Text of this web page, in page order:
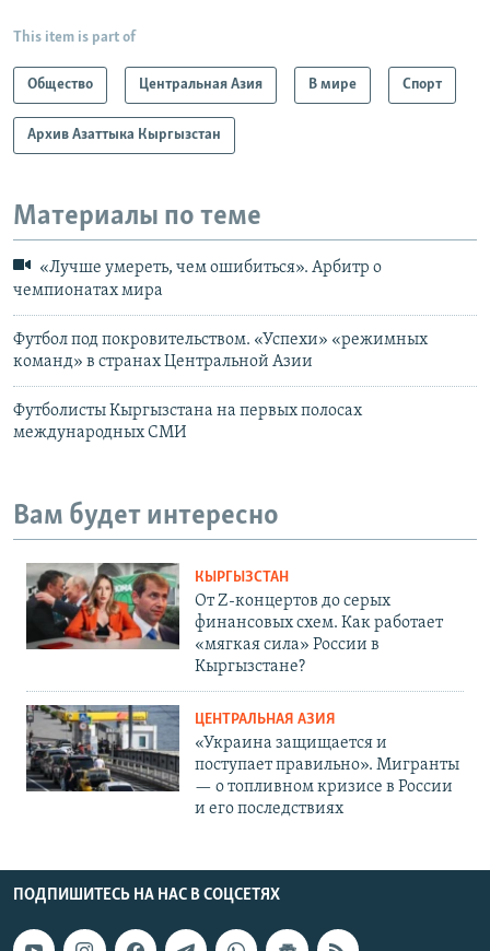
This item is part of
Общество Центральная Азия В мире Спорт
Архив Азаттыка Кыргызстан
Материалы по теме
«Лучше умереть, чем ошибиться». Арбитр о
чемпионатах мира
Футбол под покровительством. «Успехи» «режимных
команд» в странах Центральной Азии
Футболисты Кыргызстана на первых полосах
международных СМИ
Вам будет интересно
КЫРГЫЗСТАН
От Z-концертов до серых
финансовых схем. Как работает
«мягкая сила» России в
Кыргызстане?
ЦЕНТРАЛЬНАЯ АЗИЯ
«Украина защищается и
поступает правильно». Мигранты
— о топливном кризисе в России
и его последствиях
ПОДПИШИТЕСЬ НА НАС В СОЦСЕТЯХ